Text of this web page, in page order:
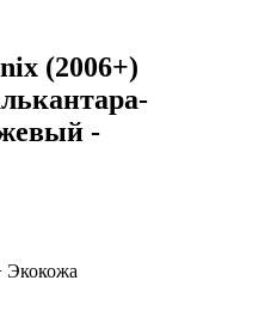
(2006+)
-
Экокожа